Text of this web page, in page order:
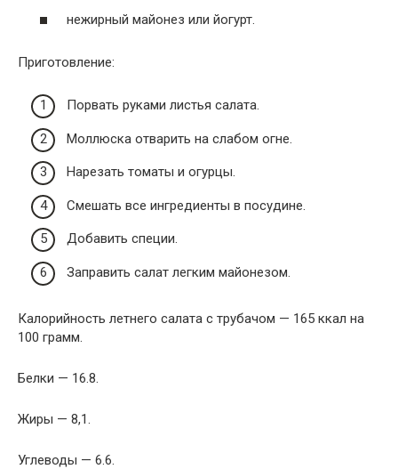
нежирный майонез или йогурт.
Приготовление:
Порвать руками листья салата.
Моллюска отварить на слабом огне.
Нарезать томаты и огурцы.
Смешать все ингредиенты в посудине.
Добавить специи.
Заправить салат легким майонезом.
Калорийность летнего салата с трубачом — 165 ккал на
100 грамм.
Белки — 16.8.
Жиры — 8,1.
Углеводы — 6.6.